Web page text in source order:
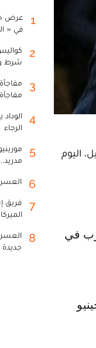
اليوم
1
عرض
في «
2
شرط
3
4
الرجاء
5
6
7
فريق
8
جديدة